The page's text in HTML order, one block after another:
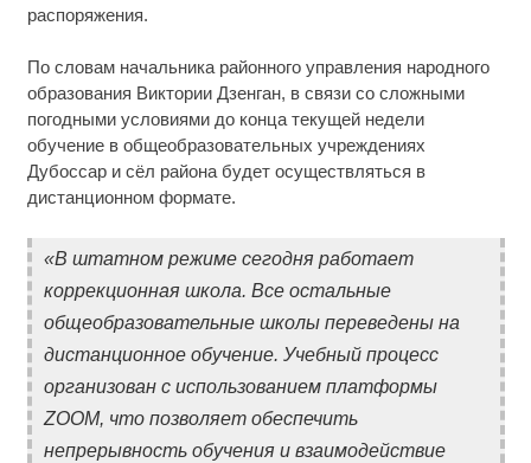
распоряжения.
По словам начальника районного управления народного
образования Виктории Дзенган, в связи со сложными
погодными условиями до конца текущей недели
обучение в общеобразовательных учреждениях
Дубоссар и сёл района будет осуществляться в
дистанционном формате.
«В штатном режиме сегодня работает
коррекционная школа. Все остальные
общеобразовательные школы переведены на
дистанционное обучение. Учебный процесс
организован с использованием платформы
ZOOM, что позволяет обеспечить
непрерывность обучения и взаимодействие